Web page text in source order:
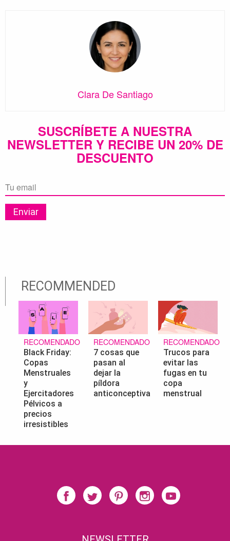
Clara De Santiago
SUSCRÍBETE A NUESTRA
NEWSLETTER Y RECIBE UN 20% DE
DESCUENTO
RECOMMENDED
RECOMENDADO
Black Friday:
Copas
Menstruales
y
Ejercitadores
Pélvicos a
precios
irresistibles
RECOMENDADO
7 cosas que
pasan al
dejar la
píldora
anticonceptiva
RECOMENDADO
Trucos para
evitar las
fugas en tu
copa
menstrual